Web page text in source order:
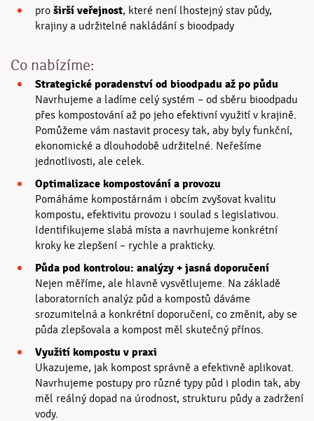
pro širší veřejnost, které není lhostejný stav půdy,
krajiny a udržitelné nakládání s bioodpady
Co nabízíme:
Strategické poradenství od bioodpadu až po půdu
Navrhujeme a ladíme celý systém – od sběru bioodpadu
přes kompostování až po jeho efektivní využití v krajině.
Pomůžeme vám nastavit procesy tak, aby byly funkční,
ekonomické a dlouhodobě udržitelné. Neřešíme
jednotlivosti, ale celek.
Optimalizace kompostování a provozu
Pomáháme kompostárnám i obcím zvyšovat kvalitu
kompostu, efektivitu provozu i soulad s legislativou.
Identifikujeme slabá místa a navrhujeme konkrétní
kroky ke zlepšení – rychle a prakticky.
Půda pod kontrolou: analýzy + jasná doporučení
Nejen měříme, ale hlavně vysvětlujeme. Na základě
laboratorních analýz půd a kompostů dáváme
srozumitelná a konkrétní doporučení, co změnit, aby se
půda zlepšovala a kompost měl skutečný přínos.
Využití kompostu v praxi
Ukazujeme, jak kompost správně a efektivně aplikovat.
Navrhujeme postupy pro různé typy půd i plodin tak, aby
měl reálný dopad na úrodnost, strukturu půdy a zadržení
vody.